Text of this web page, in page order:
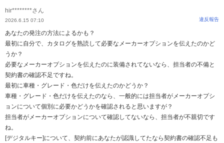
hir********さん
2026.6.15 07:10 違反報告
あなたの発注の方法によるかも？
最初に自分で、カタログを熟読して必要なメーカーオプションを伝えたのかど
うか？
必要なメーカーオプションを伝えたのに装備されてないなら、担当者の不備と
契約書の確認不足ですね。
最初に車種・グレード・色だけを伝えたのかどうか？
車種・グレード・色だけを伝えたのなら、一般的には担当者がメーカーオプシ
ョンについて個別に必要かどうかを確認されると思いますが？
担当者がメーカーオプションについて確認してないなら、担当者が不親切です
ね。
[デジタルキー]について、契約前にあなたが認識してたなら契約書の確認不足も